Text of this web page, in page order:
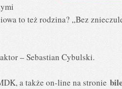
to też rodzina? „Bez
– Sebastian Cybulski.
a także on-line na stronie